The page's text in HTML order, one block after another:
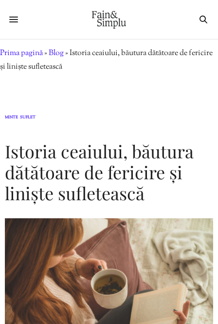
Prima pagină»Blog»Istoria ceaiului, băutura dătătoare de fericire
și liniște sufletească
MINTE SUFLET
Istoria ceaiului, băutura
dătătoare de fericire și
liniște sufletească